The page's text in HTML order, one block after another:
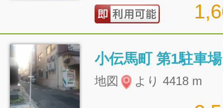
小伝馬町 第1駐車場
地図 より 4418 m